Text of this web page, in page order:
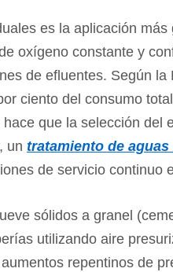
es la aplicación
oxígeno constante y
de efluentes. Según
ciento del consumo
que la selección del
un tratamiento de
de servicio continuo
sólidos a granel
utilizando aire
repentinos de